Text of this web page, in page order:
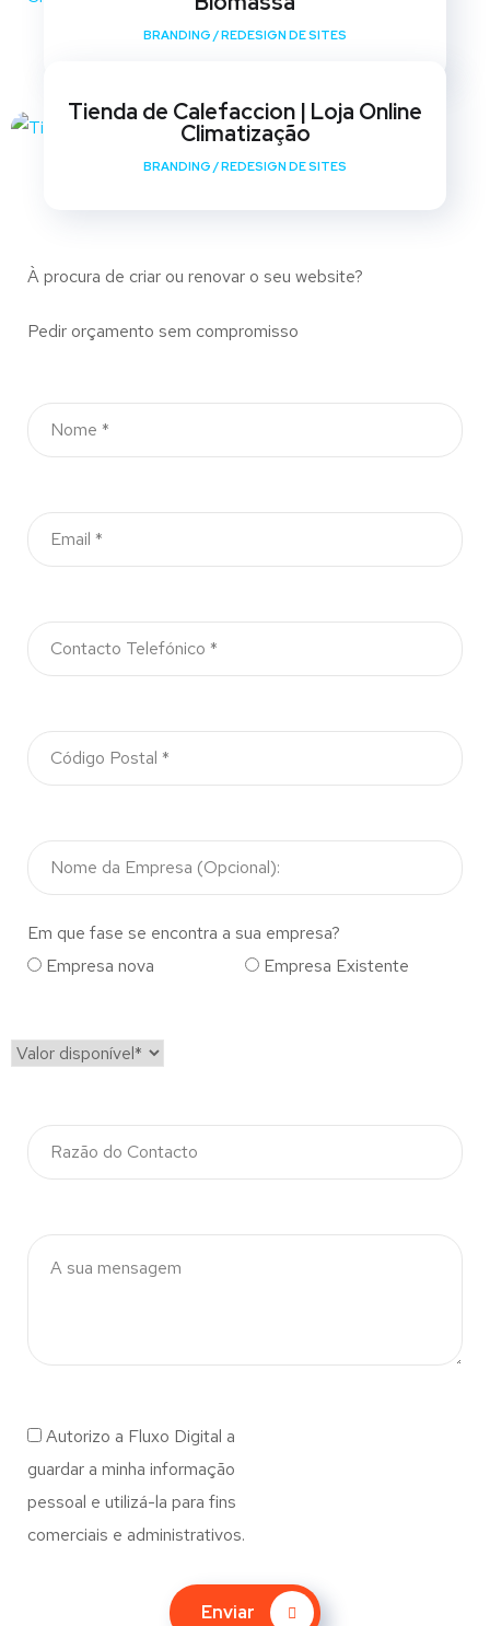
BRANDING /REDESIGN DE SITES
Tienda de Calefaccion | Loja Online
Climatização
BRANDING /REDESIGN DE SITES
À procura de criar ou renovar o seu website?
Pedir orçamento sem compromisso
Em que fase se encontra a sua empresa?
Empresa nova
Empresa Existente
Autorizo a Fluxo Digital a
guardar a minha informação
pessoal e utilizá-la para fins
comerciais e administrativos.
Enviar